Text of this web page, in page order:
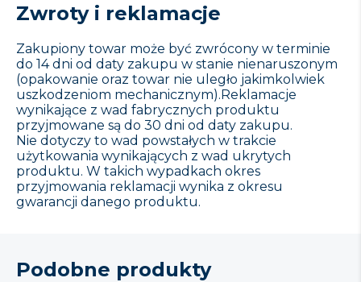
Zwroty i reklamacje
Zakupiony towar może być zwrócony w terminie
do 14 dni od daty zakupu w stanie nienaruszonym
(opakowanie oraz towar nie uległo jakimkolwiek
uszkodzeniom mechanicznym).Reklamacje
wynikające z wad fabrycznych produktu
przyjmowane są do 30 dni od daty zakupu.
Nie dotyczy to wad powstałych w trakcie
użytkowania wynikających z wad ukrytych
produktu. W takich wypadkach okres
przyjmowania reklamacji wynika z okresu
gwarancji danego produktu.
Podobne produkty